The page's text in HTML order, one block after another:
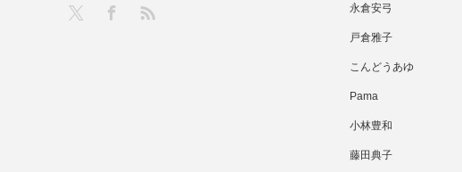
永倉安弓
戸倉雅子
こんどうあゆ
Pama
小林豊和
藤田典子
Facebook
RSS